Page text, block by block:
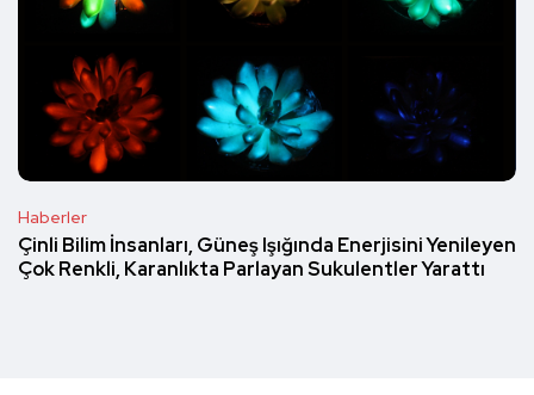
Haberler
Çinli Bilim İnsanları, Güneş Işığında Enerjisini Yenileyen
Çok Renkli, Karanlıkta Parlayan Sukulentler Yarattı